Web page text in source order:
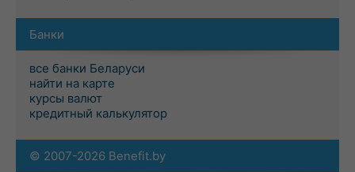
Банки
все банки Беларуси
найти на карте
курсы валют
кредитный калькулятор
© 2007-2026 Benefit.by